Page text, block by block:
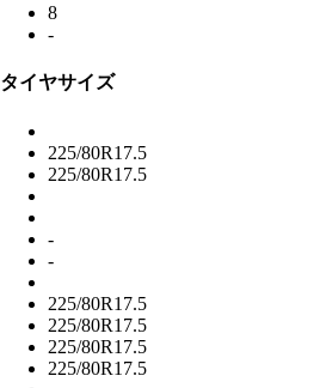
8
-
タイヤサイズ
225/80R17.5
225/80R17.5
-
-
225/80R17.5
225/80R17.5
225/80R17.5
225/80R17.5